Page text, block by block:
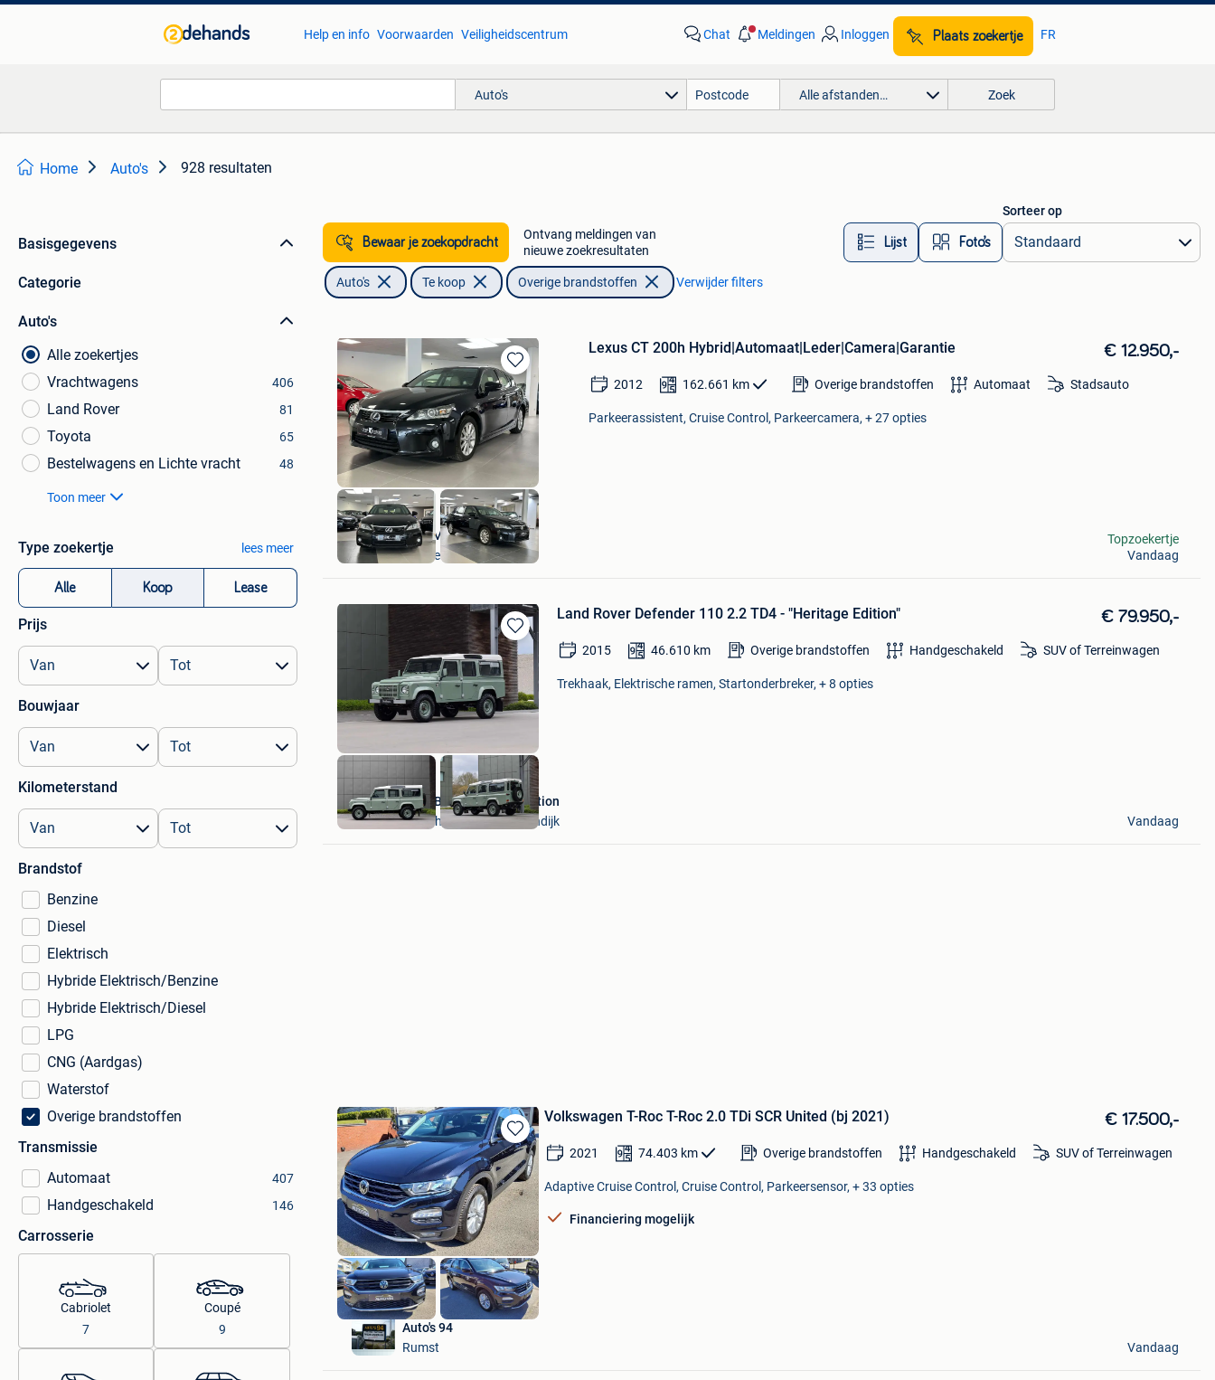
Help en info Voorwaarden Veiligheidscentrum Chat Meldingen Inloggen Plaats zoekertje FR
Auto's Alle afstanden… Zoek
Home Auto's 928 resultaten
Basisgegevens
Categorie
Auto's
Alle zoekertjes
Vrachtwagens
406
Land Rover 81
Toyota 65
Bestelwagens en Lichte vracht 48
Toon meer
Type zoekertje lees meer
Alle Koop Lease
Prijs
Bouwjaar
Kilometerstand
Brandstof
Benzine
Diesel
Elektrisch
Hybride Elektrisch/Benzine
Hybride Elektrisch/Diesel
LPG
CNG (Aardgas)
Waterstof
Overige brandstoffen
Transmissie
Automaat
407
Handgeschakeld 146
Carrosserie
Cabriolet
7
Coupé
9
Bewaar je zoekopdracht
Ontvang meldingen van
nieuwe zoekresultaten
Lijst Foto’s
Sorteer op
Auto's Te koop Overige brandstoffen Verwijder filters
Bewaren
in
Mijn
Favorieten
Lexus CT 200h Hybrid|Automaat|Leder|Camera|Garantie € 12.950,-
2012 162.661 km Overige brandstoffen Automaat Stadsauto
Parkeerassistent, Cruise Control, Parkeercamera, + 27 opties
Chef Motors
Evergem
Topzoekertje
Vandaag
Bewaren
in
Mijn
Favorieten
Land Rover Defender 110 2.2 TD4 - "Heritage Edition" € 79.950,-
2015 46.610 km Overige brandstoffen Handgeschakeld SUV of Terreinwagen
Trekhaak, Elektrische ramen, Startonderbreker, + 8 opties
ElsenBergen Car Collection
Aarschot + Deel Begijnendijk
Vandaag
Bewaren
in
Mijn
Favorieten
Volkswagen T-Roc T-Roc 2.0 TDi SCR United (bj 2021) € 17.500,-
2021 74.403 km Overige brandstoffen Handgeschakeld SUV of Terreinwagen
Adaptive Cruise Control, Cruise Control, Parkeersensor, + 33 opties
Financiering mogelijk
Auto's 94
Rumst
Vandaag